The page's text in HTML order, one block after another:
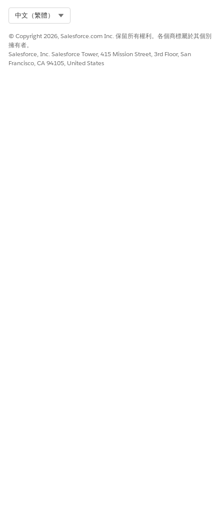
中文（繁體）
© Copyright 2026, Salesforce.com Inc. 保留所有權利。各個商標屬於其個別
擁有者。
Salesforce, Inc. Salesforce Tower, 415 Mission Street, 3rd Floor, San
Francisco, CA 94105, United States